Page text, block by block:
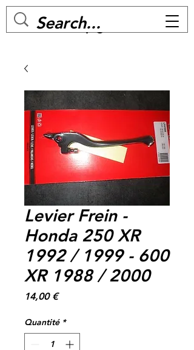
MC BIKE Perpignan
Levier Frein -
Honda 250 XR
1992 / 1999 - 600
XR 1988 / 2000
14,00 €Prix
Quantité *